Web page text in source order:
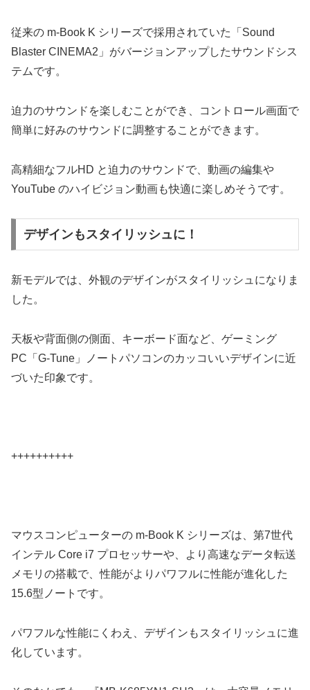
従来の m-Book K シリーズで採用されていた「Sound
Blaster CINEMA2」がバージョンアップしたサウンドシス
テムです。
迫力のサウンドを楽しむことができ、コントロール画面で
簡単に好みのサウンドに調整することができます。
高精細なフルHD と迫力のサウンドで、動画の編集や
YouTube のハイビジョン動画も快適に楽しめそうです。
デザインもスタイリッシュに！
新モデルでは、外観のデザインがスタイリッシュになりま
した。
天板や背面側の側面、キーボード面など、ゲーミング
PC「G-Tune」ノートパソコンのカッコいいデザインに近
づいた印象です。
++++++++++
マウスコンピューターの m-Book K シリーズは、第7世代
インテル Core i7 プロセッサーや、より高速なデータ転送
メモリの搭載で、性能がよりパワフルに性能が進化した
15.6型ノートです。
パワフルな性能にくわえ、デザインもスタイリッシュに進
化しています。